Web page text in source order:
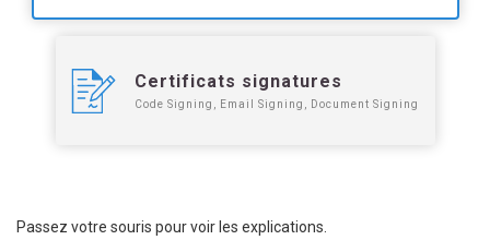
Certificats signatures
Code Signing, Email Signing, Document Signing
Passez votre souris pour voir les explications.